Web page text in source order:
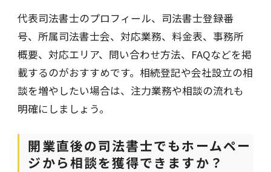
代表司法書士のプロフィール、司法書士登録番
号、所属司法書士会、対応業務、料金表、事務所
概要、対応エリア、問い合わせ方法、FAQなどを掲
載するのがおすすめです。相続登記や会社設立の相
談を増やしたい場合は、注力業務や相談の流れも
明確にしましょう。
開業直後の司法書士でもホームペー
ジから相談を獲得できますか？